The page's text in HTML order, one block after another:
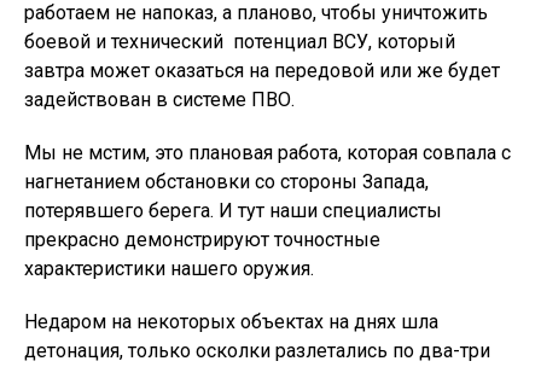
работаем не напоказ, а планово, чтобы уничтожить
боевой и технический потенциал ВСУ, который
завтра может оказаться на передовой или же будет
задействован в системе ПВО.
Мы не мстим, это плановая работа, которая совпала с
нагнетанием обстановки со стороны Запада,
потерявшего берега. И тут наши специалисты
прекрасно демонстрируют точностные
характеристики нашего оружия.
Недаром на некоторых объектах на днях шла
детонация, только осколки разлетались по два-три